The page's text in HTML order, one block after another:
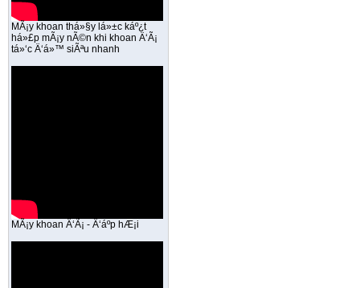
MÃ¡y khoan thá»§y lá»±c káº¿t
há»£p mÃ¡y nÃ©n khi khoan Ä‘Ã¡
tá»‘c Ä‘á»™ siÃªu nhanh
MÃ¡y khoan Ä‘Ã¡ - Ä‘áº­p hÆ¡i